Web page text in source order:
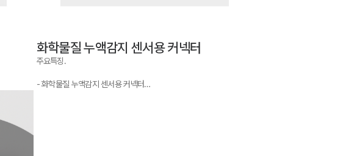
화학물질 누액감지 센서용 커넥터
주요특징.
- 화학물질 누액감지 센서용 커넥터